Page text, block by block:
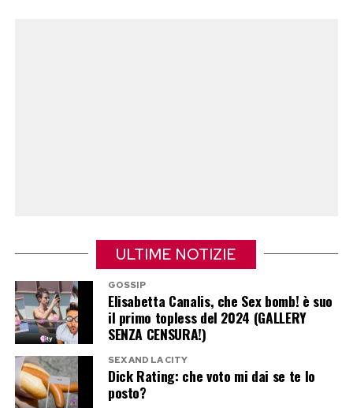
La cena con la madre Anna e la
sorella Arianna
Il fine settimana era cominciato sabato sera
all’Antica Pesa, storico ristorante di Trastevere,
ULTIME NOTIZIE
GOSSIP
Elisabetta Canalis, che Sex bomb! è suo
il primo topless del 2024 (GALLERY
SENZA CENSURA!)
SEX AND LA CITY
Dick Rating: che voto mi dai se te lo
posto?